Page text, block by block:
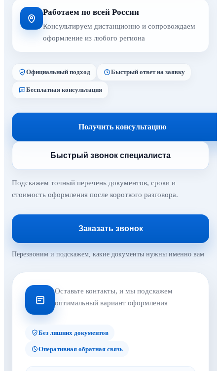
Работаем по всей России
Консультируем дистанционно и сопровождаем
оформление из любого региона
Официальный подход Быстрый ответ на заявку
Бесплатная консультация
Получить консультацию
Быстрый звонок специалиста
Подскажем точный перечень документов, сроки и
стоимость оформления после короткого разговора.
Заказать звонок
Перезвоним и подскажем, какие документы нужны именно вам
Оставьте контакты, и мы подскажем
оптимальный вариант оформления
Без лишних документов
Оперативная обратная связь